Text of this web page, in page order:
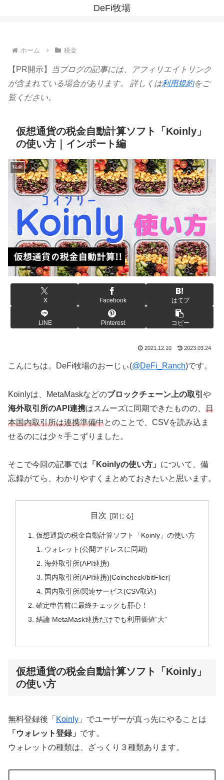
DeFi牧場
ホーム 税金
【PR開示】
当ブログの記事には、アフィリエイトリンク
が含まれている場合があります。 詳しくは利用規約をご
覧ください。
仮想通貨の税金自動計算ソフト「Koinly」
の使い方｜インポート編
税金
X Facebook はてブ
LINE Pinterest コピー
2021.12.10 2023.03.24
こんにちは。DeFi牧場のおーじぃ(@DeFi_Ranch)です。
Koinlyは、MetaMaskなどのブロックチェーン上の取引 や
海外取引所のAPI連携はスムーズに同期できたものの、 日
本国内取引所は連携準備中とのことで、CSVを読み込ま
せるのには少々手こずりました。
そこで今回の記事では 「Koinlyの使い方」 について、備
忘録がてら、わかりやすくまとめておきたいと思います。
目次
仮想通貨の税金自動計算ソフト「Koinly」の使い方
ウォレット(公開アドレスに同期)
海外取引所(API連携)
国内取引所(API連携)[Coincheck/bitFlier]
国内取引所/関連サービス(CSV取込)
確定申告前に最終チェックも肝心！
結論 MetaMask連携だけでも利用価値”大”
仮想通貨の税金自動計算ソフト「Koinly」
の使い方
無料登録後「 Koinly 」でユーザーが真っ先にやることは
「ウォレット登録」 です。
ウォレットの種類は、ざっくり３種類あります。